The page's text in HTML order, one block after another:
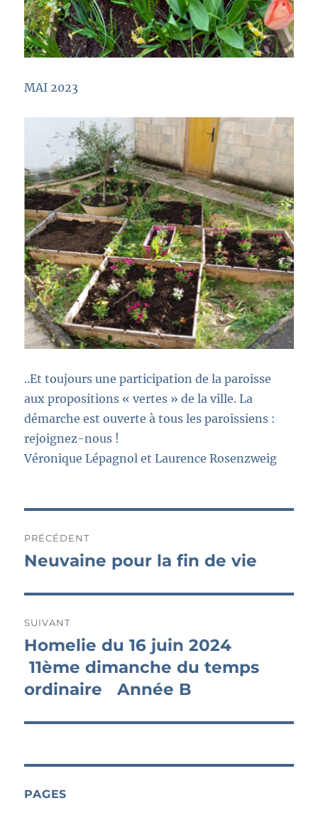
MAI 2023
..Et toujours une participation de la paroisse
aux propositions « vertes » de la ville. La
démarche est ouverte à tous les paroissiens :
rejoignez-nous !
Véronique Lépagnol et Laurence Rosenzweig
de
PRÉCÉDENT
Publication
Neuvaine pour la fin de vie
SUIVANT
Publication
suivante :
Homelie du 16 juin 2024
11ème dimanche du temps
ordinaire Année B
PAGES